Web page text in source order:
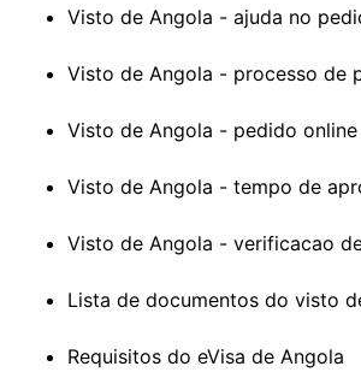
Visto de Angola - ajuda no
Visto de Angola - processo de
Visto de Angola - pedido online
Visto de Angola - tempo de
Visto de Angola - verificacao
Lista de documentos do visto
Requisitos do eVisa de Angola